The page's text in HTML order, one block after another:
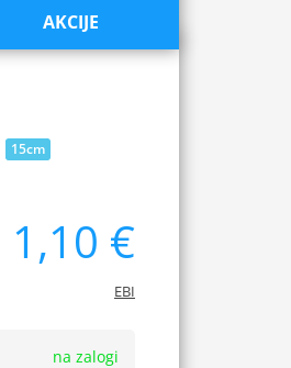
AKCIJE
15cm
1,10 €
EBI
na zalogi